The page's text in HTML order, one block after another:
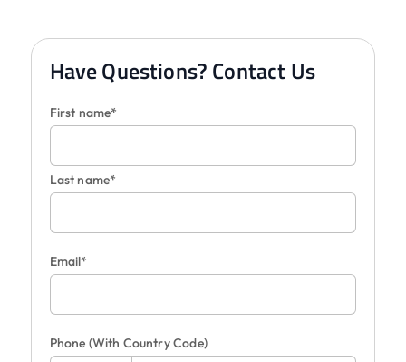
Have Questions? Contact Us
First name*
Last name*
Email*
Phone (With Country Code)